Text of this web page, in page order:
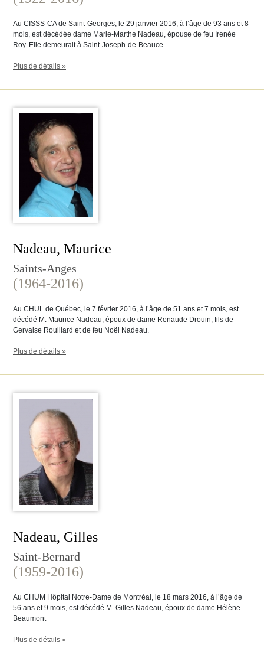
Au CISSS-CA de Saint-Georges, le 29 janvier 2016, à l’âge de 93 ans et 8
mois, est décédée dame Marie-Marthe Nadeau, épouse de feu Irenée
Roy. Elle demeurait à Saint-Joseph-de-Beauce.
Plus de détails »
Nadeau, Maurice
Saints-Anges
(1964-2016)
Au CHUL de Québec, le 7 février 2016, à l’âge de 51 ans et 7 mois, est
décédé M. Maurice Nadeau, époux de dame Renaude Drouin, fils de
Gervaise Rouillard et de feu Noël Nadeau.
Plus de détails »
Nadeau, Gilles
Saint-Bernard
(1959-2016)
Au CHUM Hôpital Notre-Dame de Montréal, le 18 mars 2016, à l’âge de
56 ans et 9 mois, est décédé M. Gilles Nadeau, époux de dame Hélène
Beaumont
Plus de détails »